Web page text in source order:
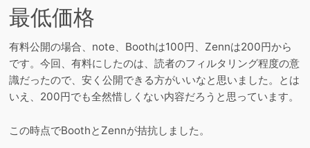
最低価格
有料公開の場合、note、Boothは100円、Zennは200円から
です。今回、有料にしたのは、読者のフィルタリング程度の意
識だったので、安く公開できる方がいいなと思いました。とは
いえ、200円でも全然惜しくない内容だろうと思っています。
この時点でBoothとZennが拮抗しました。